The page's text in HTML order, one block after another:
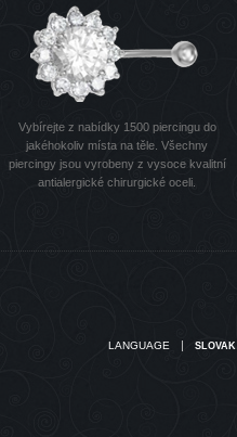
Vybírejte z nabídky 1500 piercingu do
jakéhokoliv místa na těle. Všechny
piercingy jsou vyrobeny z vysoce kvalitní
antialergické chirurgické oceli.
LANGUAGE SLOVAK